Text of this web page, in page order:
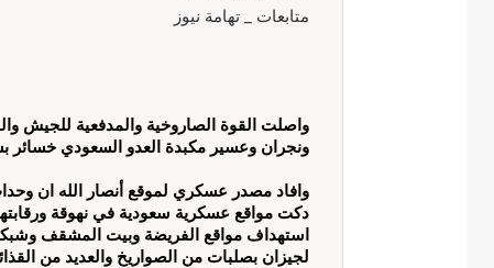
متابعات _ تهامة نيوز
واصلت القوة الصاروخية والمدفعية للجيش
ونجران وعسير مكبدة العدو السعودي خسائر
وافاد مصدر عسكري لموقع أنصار الله ان
دكت مواقع عسكرية سعودية في نهوقة
استهداف مواقع الفريضة وبيت المشقف
لجيزان بصلبات من الصواريخ والعديد من